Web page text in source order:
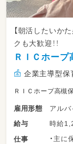
【朝活したいか
クも大歓迎！！
ＲＩＣホープ
企業主導型保
ＲＩＣホープ高槻
雇用形態
アルバ
給与
時給
仕事
・主に